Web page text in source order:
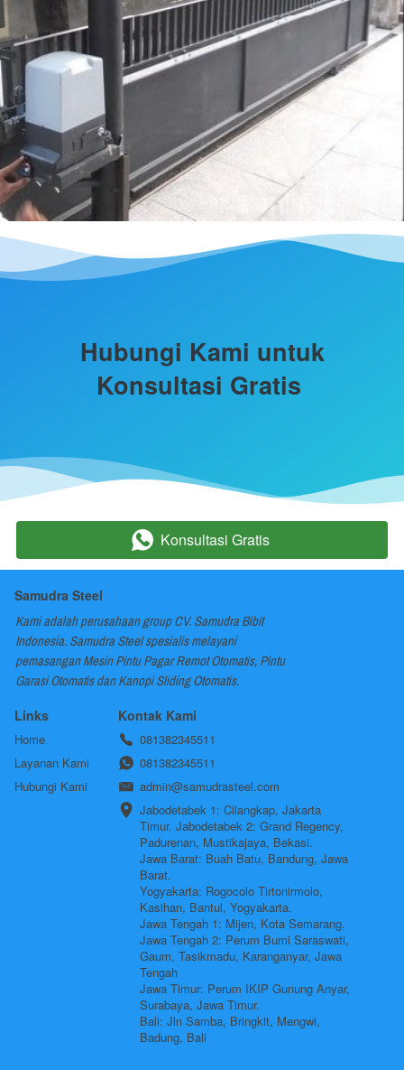
Konsultasi Gratis
` Konsultasi Gratis
Samudra Steel
Kami adalah perusahaan group CV. Samudra Bibit
Indonesia. Samudra Steel spesialis melayani
pemasangan Mesin Pintu Pagar Remot Otomatis, Pintu
Garasi Otomatis dan Kanopi Sliding Otomatis.
Links
Home
Layanan Kami
Hubungi Kami
Kontak Kami
081382345511
081382345511
admin@samudrasteel.com
Jabodetabek 1: Cilangkap, Jakarta
Timur. Jabodetabek 2: Grand Regency,
Padurenan, Mustikajaya, Bekasi.
Jawa Barat: Buah Batu, Bandung, Jawa
Barat.
Yogyakarta: Rogocolo Tirtonirmolo,
Kasihan, Bantul, Yogyakarta.
Jawa Tengah 1: Mijen, Kota Semarang.
Jawa Tengah 2: Perum Bumi Saraswati,
Gaum, Tasikmadu, Karanganyar, Jawa
Tengah
Jawa Timur: Perum IKIP Gunung Anyar,
Surabaya, Jawa Timur.
Bali: Jln Samba, Bringkit, Mengwi,
Badung, Bali